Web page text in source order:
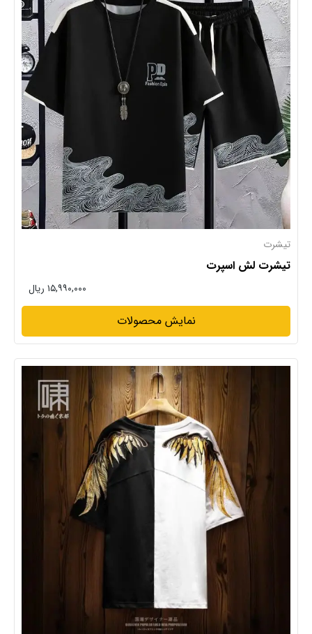
تیشرت
تیشرت لش اسپرت
۱۵,۹۹۰,۰۰۰ ریال
نمایش محصولات